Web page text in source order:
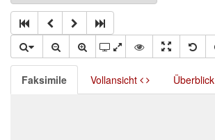
Faksimile Vollansicht Überblick